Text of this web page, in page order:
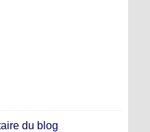
du blog